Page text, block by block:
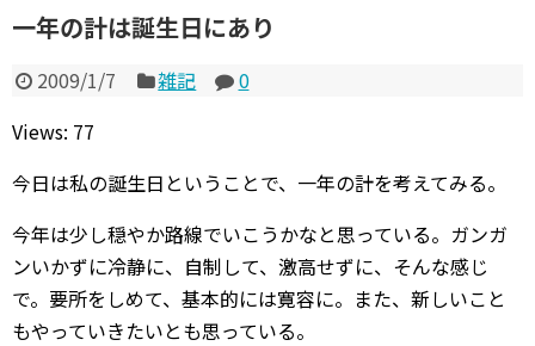
一年の計は誕生日にあり
2009/1/7 雑記
0
Views: 77
今日は私の誕生日ということで、一年の計を考えてみる。
今年は少し穏やか路線でいこうかなと思っている。ガンガ
ンいかずに冷静に、自制して、激高せずに、そんな感じ
で。要所をしめて、基本的には寛容に。また、新しいこと
もやっていきたいとも思っている。